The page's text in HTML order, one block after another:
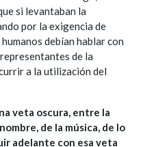
si levantaban la
por la exigencia de
debían hablar con
de la
a la utilización del
veta oscura, entre la
de la música, de lo
adelante con esa veta